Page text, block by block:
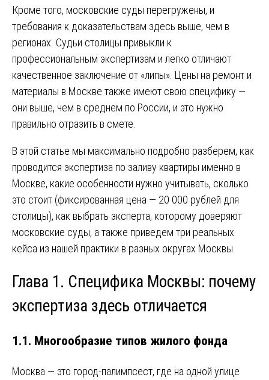
Кроме того, московские суды перегружены, и
требования к доказательствам здесь выше, чем в
регионах. Судьи столицы привыкли к
профессиональным экспертизам и легко отличают
качественное заключение от «липы». Цены на ремонт и
материалы в Москве также имеют свою специфику —
они выше, чем в среднем по России, и это нужно
правильно отразить в смете.
В этой статье мы максимально подробно разберем, как
проводится экспертиза по заливу квартиры именно в
Москве, какие особенности нужно учитывать, сколько
это стоит (фиксированная цена — 20 000 рублей для
столицы), как выбрать эксперта, которому доверяют
московские суды, а также приведем три реальных
кейса из нашей практики в разных округах Москвы.
Глава 1. Специфика Москвы: почему
экспертиза здесь отличается
1.1. Многообразие типов жилого фонда
Москва — это город-палимпсест, где на одной улице